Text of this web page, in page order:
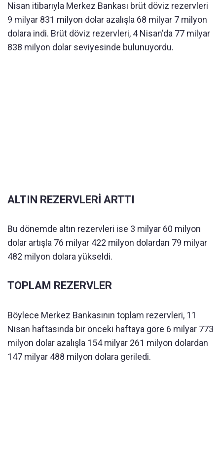
Nisan itibarıyla Merkez Bankası brüt döviz rezervleri
9 milyar 831 milyon dolar azalışla 68 milyar 7 milyon
dolara indi. Brüt döviz rezervleri, 4 Nisan'da 77 milyar
838 milyon dolar seviyesinde bulunuyordu.
ALTIN REZERVLERİ ARTTI
Bu dönemde altın rezervleri ise 3 milyar 60 milyon
dolar artışla 76 milyar 422 milyon dolardan 79 milyar
482 milyon dolara yükseldi.
TOPLAM REZERVLER
Böylece Merkez Bankasının toplam rezervleri, 11
Nisan haftasında bir önceki haftaya göre 6 milyar 773
milyon dolar azalışla 154 milyar 261 milyon dolardan
147 milyar 488 milyon dolara geriledi.